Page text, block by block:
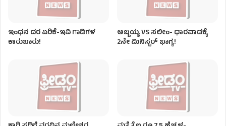
ಇಂಧನ ದರ ಏರಿಕೆ-ಇವಿ ಗಾಡಿಗಳ
ಕಾರುಬಾರು!
ಅಬ್ಬಯ್ಯ VS ಸಲೀಂ- ಧಾರವಾಡಕ್ಕೆ
2ನೇ ಮಿನಿಸ್ಟರ್ ಭಾಗ್ಯ!